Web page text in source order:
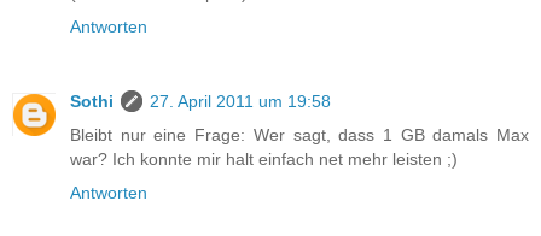
Antworten
Sothi
27. April 2011 um 19:58
Bleibt nur eine Frage: Wer sagt, dass 1 GB damals Max
war? Ich konnte mir halt einfach net mehr leisten ;)
Antworten